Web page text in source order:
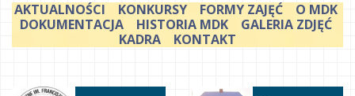
AKTUALNOŚCI KONKURSY FORMY ZAJĘĆ
O MDK
DOKUMENTACJA
HISTORIA MDK
GALERIA ZDJĘĆ
KADRA
KONTAKT